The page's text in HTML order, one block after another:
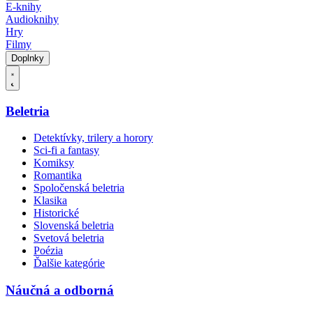
E-knihy
Audioknihy
Hry
Filmy
Doplnky
Beletria
Detektívky, trilery a horory
Sci-fi a fantasy
Komiksy
Romantika
Spoločenská beletria
Klasika
Historické
Slovenská beletria
Svetová beletria
Poézia
Ďalšie kategórie
Náučná a odborná